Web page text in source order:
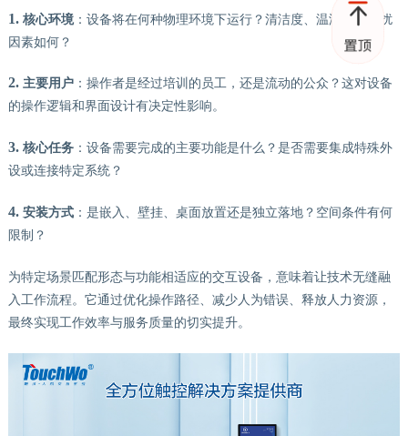
1. 核心环境：设备将在何种物理环境下运行？清洁度、温湿度、干扰
因素如何？
2. 主要用户：操作者是经过培训的员工，还是流动的公众？这对设备
的操作逻辑和界面设计有决定性影响。
3. 核心任务：设备需要完成的主要功能是什么？是否需要集成特殊外
设或连接特定系统？
4. 安装方式：是嵌入、壁挂、桌面放置还是独立落地？空间条件有何
限制？
为特定场景匹配形态与功能相适应的交互设备，意味着让技术无缝融
入工作流程。它通过优化操作路径、减少人为错误、释放人力资源，
最终实现工作效率与服务质量的切实提升。